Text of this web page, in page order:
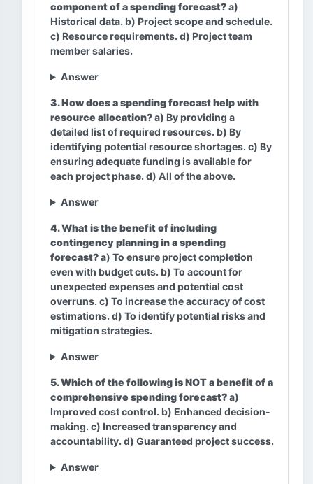
component of a spending forecast?a)
Historical data. b) Project scope and schedule.
c) Resource requirements. d) Project team
member salaries.
Answer
3. How does a spending forecast help with
resource allocation?a) By providing a
detailed list of required resources. b) By
identifying potential resource shortages. c) By
ensuring adequate funding is available for
each project phase. d) All of the above.
Answer
4. What is the benefit of including
contingency planning in a spending
forecast?a) To ensure project completion
even with budget cuts. b) To account for
unexpected expenses and potential cost
overruns. c) To increase the accuracy of cost
estimations. d) To identify potential risks and
mitigation strategies.
Answer
5. Which of the following is NOT a benefit of a
comprehensive spending forecast?a)
Improved cost control. b) Enhanced decision-
making. c) Increased transparency and
accountability. d) Guaranteed project success.
Answer